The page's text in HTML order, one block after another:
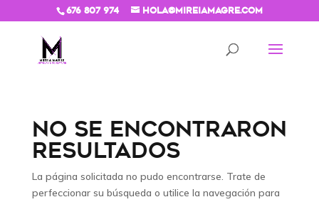
676 807 974 hola@mireiamagre.com
NO SE ENCONTRARON
RESULTADOS
La página solicitada no pudo encontrarse. Trate de
perfeccionar su búsqueda o utilice la navegación para